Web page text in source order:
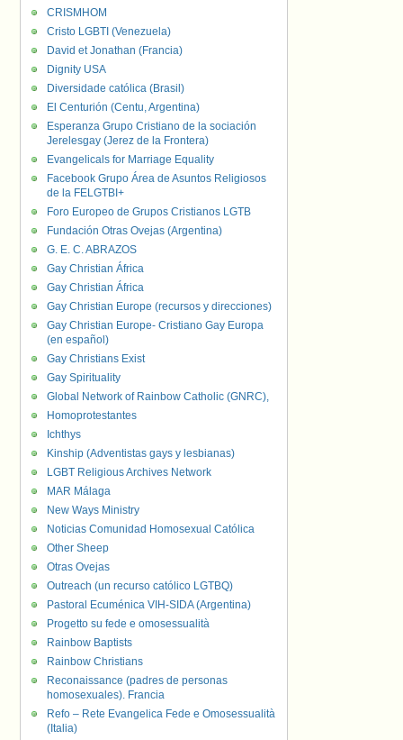
CRISMHOM
Cristo LGBTI (Venezuela)
David et Jonathan (Francia)
Dignity USA
Diversidade católica (Brasil)
El Centurión (Centu, Argentina)
Esperanza Grupo Cristiano de la sociación
Jerelesgay (Jerez de la Frontera)
Evangelicals for Marriage Equality
Facebook Grupo Área de Asuntos Religiosos
de la FELGTBI+
Foro Europeo de Grupos Cristianos LGTB
Fundación Otras Ovejas (Argentina)
G. E. C. ABRAZOS
Gay Christian África
Gay Christian África
Gay Christian Europe (recursos y direcciones)
Gay Christian Europe- Cristiano Gay Europa
(en español)
Gay Christians Exist
Gay Spirituality
Global Network of Rainbow Catholic (GNRC),
Homoprotestantes
Ichthys
Kinship (Adventistas gays y lesbianas)
LGBT Religious Archives Network
MAR Málaga
New Ways Ministry
Noticias Comunidad Homosexual Católica
Other Sheep
Otras Ovejas
Outreach (un recurso católico LGTBQ)
Pastoral Ecuménica VIH-SIDA (Argentina)
Progetto su fede e omosessualità
Rainbow Baptists
Rainbow Christians
Reconaissance (padres de personas
homosexuales). Francia
Refo – Rete Evangelica Fede e Omosessualità
(Italia)